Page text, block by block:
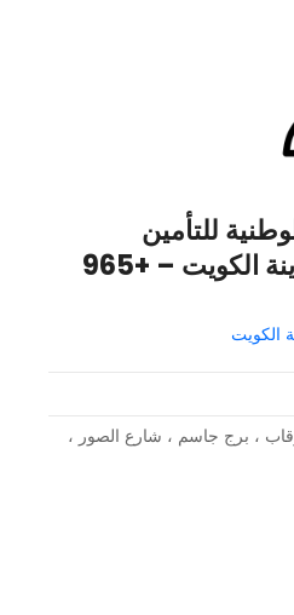
للتأمين
ش.م.ك.م – مدينة الكويت – +965
الكويت
، برج جاسم ، شارع الصور ،